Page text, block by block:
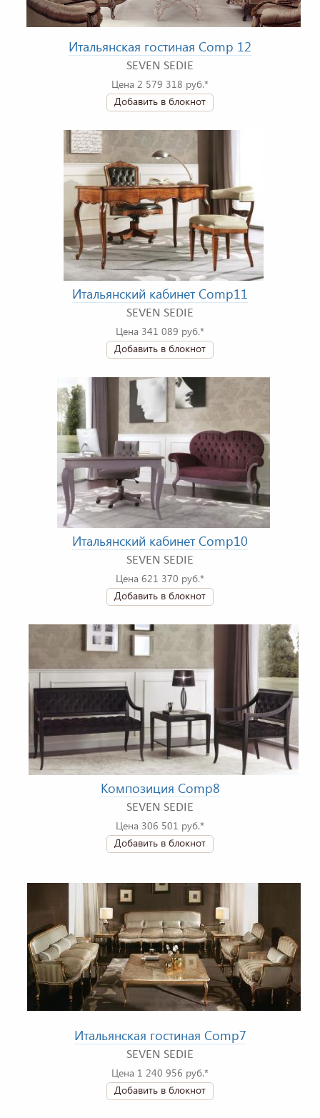
Итальянская гостиная Comp 12
SEVEN SEDIE
Цена 2 579 318 руб.*
Добавить в блокнот
Итальянский кабинет Comp11
SEVEN SEDIE
Цена 341 089 руб.*
Добавить в блокнот
Итальянский кабинет Comp10
SEVEN SEDIE
Цена 621 370 руб.*
Добавить в блокнот
Композиция Comp8
SEVEN SEDIE
Цена 306 501 руб.*
Добавить в блокнот
Итальянская гостиная Comp7
SEVEN SEDIE
Цена 1 240 956 руб.*
Добавить в блокнот